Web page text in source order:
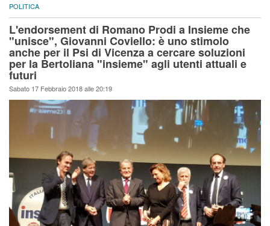
POLITICA
L'endorsement di Romano Prodi a Insieme che
"unisce", Giovanni Coviello: è uno stimolo
anche per il Psi di Vicenza a cercare soluzioni
per la Bertoliana "insieme" agli utenti attuali e
futuri
Sabato 17 Febbraio 2018 alle 20:19